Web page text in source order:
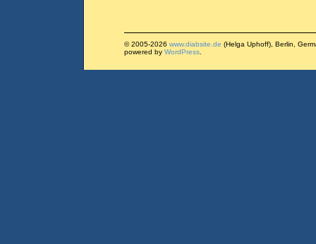
© 2005-2026 www.diabsite.de (Helga Uphoff), Berlin,
powered by WordPress.